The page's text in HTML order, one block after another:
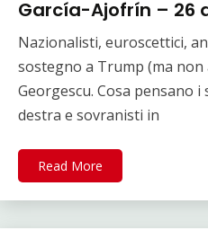
García-Ajofrín – 26
Nazionalisti, euroscettici,
sostegno a Trump (ma non
Georgescu. Cosa pensano
destra e sovranisti in
Read More